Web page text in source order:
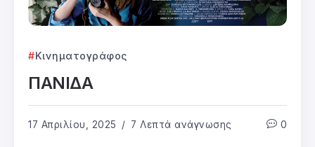
Κινηματογράφος
ΠΑΝΙΔΑ
17 Απριλίου, 2025 7 Λεπτά ανάγνωσης 0